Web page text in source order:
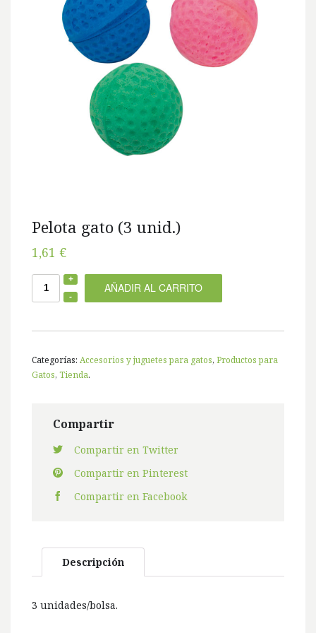
Pelota gato (3 unid.)
1,61 €
AÑADIR AL CARRITO
Categorías: Accesorios y juguetes para gatos, Productos para
Gatos, Tienda.
Compartir
Compartir en Twitter
Compartir en Pinterest
Compartir en Facebook
Descripción
3 unidades/bolsa.